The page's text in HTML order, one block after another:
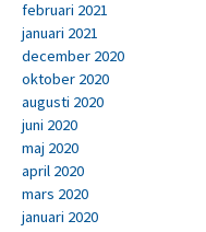
februari 2021
januari 2021
december 2020
oktober 2020
augusti 2020
juni 2020
maj 2020
april 2020
mars 2020
januari 2020